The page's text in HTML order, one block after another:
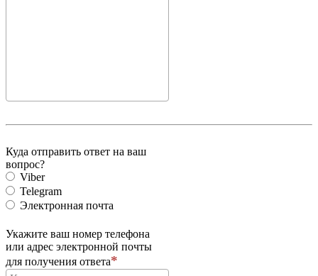
Куда отправить ответ на ваш
вопрос?
Viber
Telegram
Электронная почта
Укажите ваш номер телефона
или адрес электронной почты
для получения ответа